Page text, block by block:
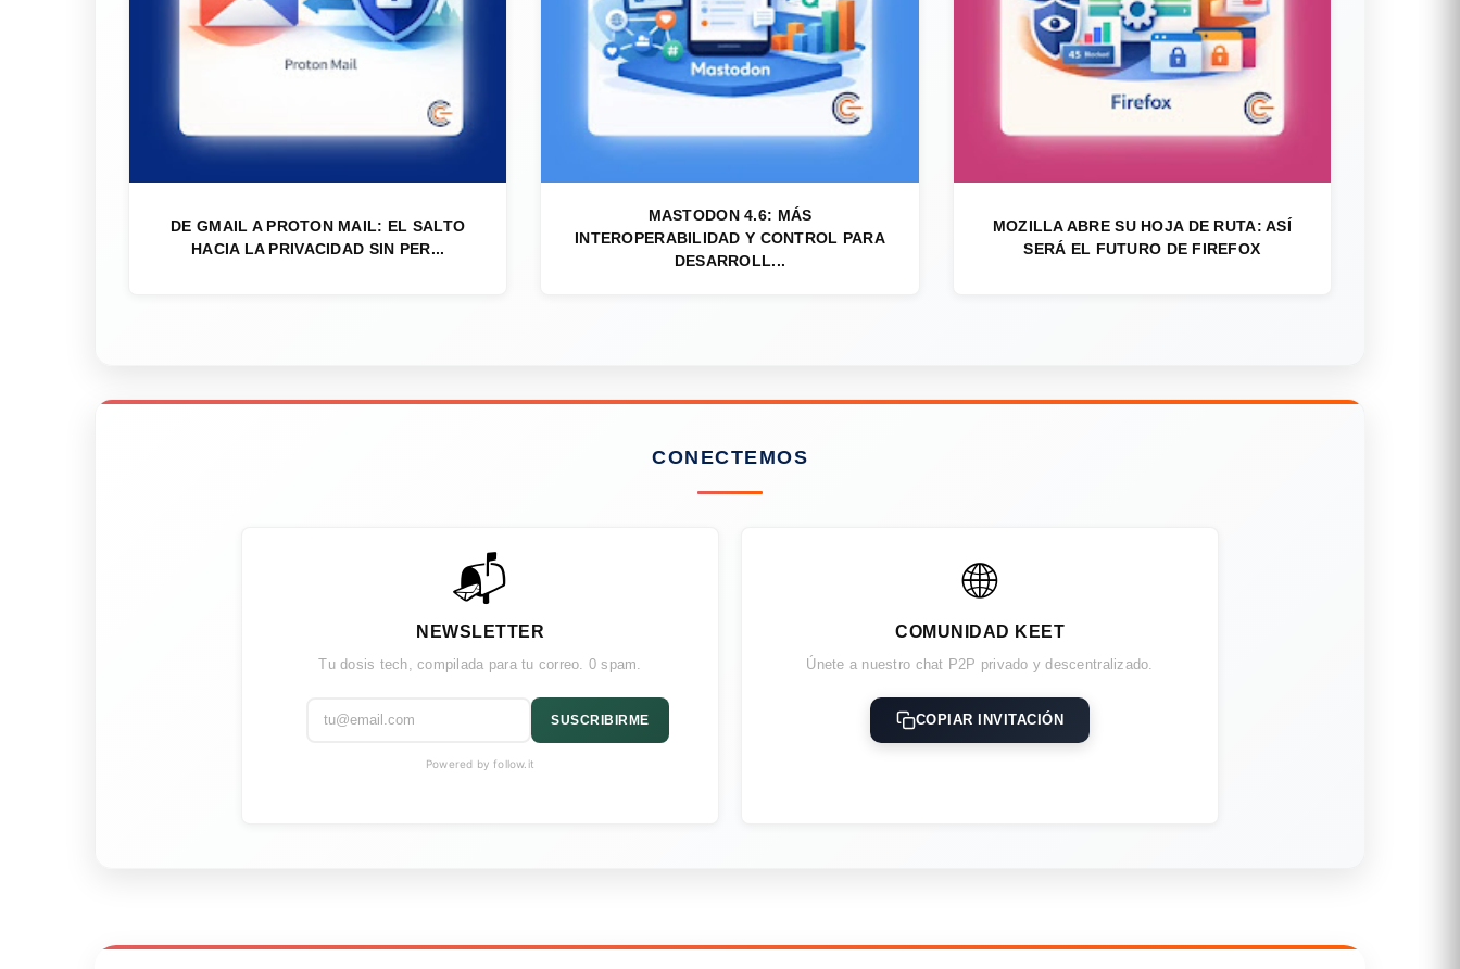
DE GMAIL A PROTON MAIL: EL SALTO
HACIA LA PRIVACIDAD SIN PER...
MASTODON 4.6: MÁS
INTEROPERABILIDAD Y CONTROL PARA
DESARROLL...
MOZILLA ABRE SU HOJA DE RUTA: ASÍ
SERÁ EL FUTURO DE FIREFOX
CONECTEMOS
📬
NEWSLETTER
Tu dosis tech, compilada para tu correo. 0 spam.
SUSCRIBIRME
Powered by follow.it
🌐
COMUNIDAD KEET
Únete a nuestro chat P2P privado y descentralizado.
COPIAR INVITACIÓN